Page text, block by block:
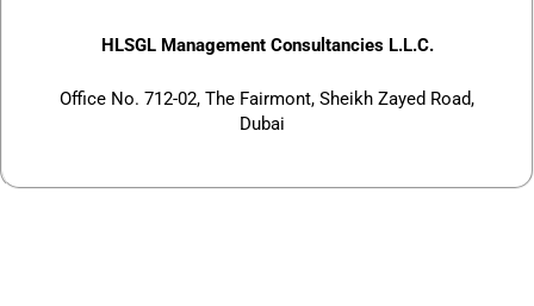
HLSGL Management Consultancies L.L.C.
Office No. 712-02, The Fairmont, Sheikh Zayed Road,
Dubai